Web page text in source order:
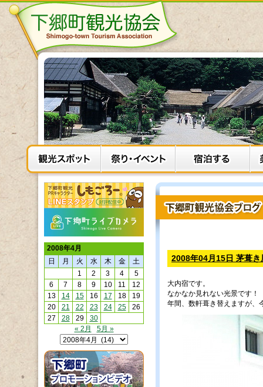
2008年04月15日 茅葺
大内宿です。
なかなか見れない光景です！
年間、数軒葺き替えますが、
2008年4月
日
月 火 水 木 金
土
1
2 3 4
5
6
7 8 9 10 11
12
13
14 15 16 17 18
19
20
21 22 23 24 25
26
27
28 29
30
« 2月
5月 »